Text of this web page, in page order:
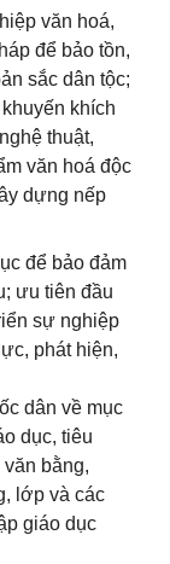
văn hoá,
để bảo tồn,
sắc dân tộc;
khích
thuật,
văn hoá độc
dựng nếp
để bảo đảm
ưu tiên đầu
sự nghiệp
phát hiện,
dân về mục
dục, tiêu
bằng,
lớp và các
giáo dục